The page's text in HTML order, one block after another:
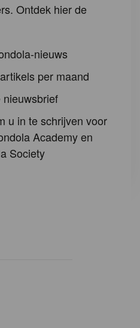
Ontdek hier de
nieuws
per maand
u in te schrijven voor
Academy en
Society